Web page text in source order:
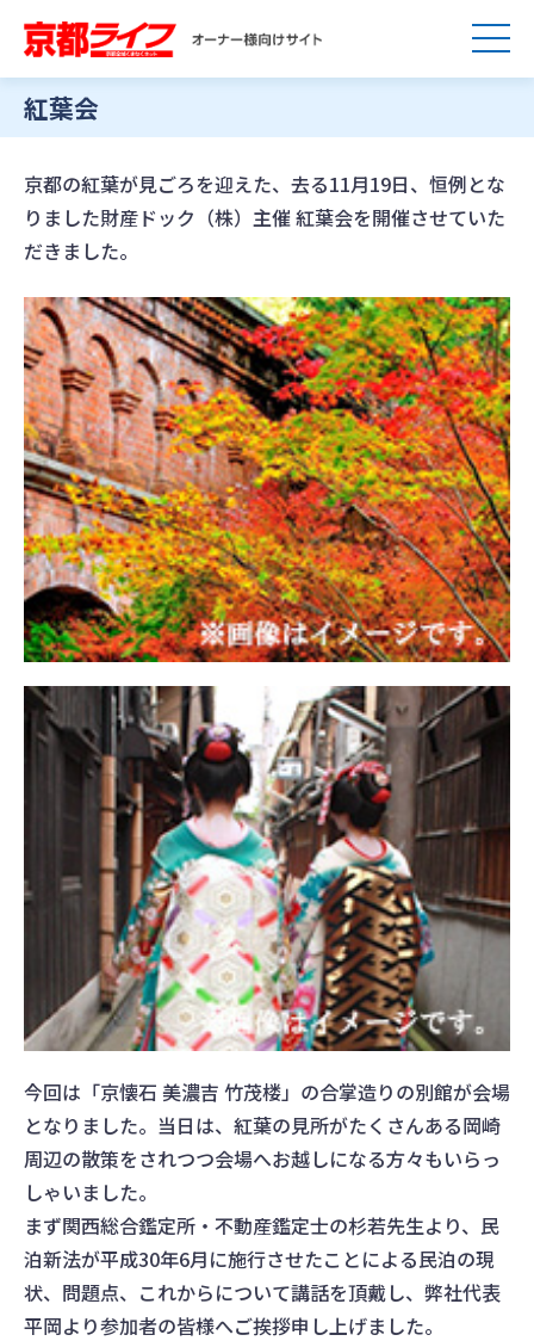
紅葉会
京都の紅葉が見ごろを迎えた、去る11月19日、恒例とな
りました財産ドック（株）主催 紅葉会を開催させていた
だきました。
今回は「京懐石 美濃吉 竹茂楼」の合掌造りの別館が会場
となりました。当日は、紅葉の見所がたくさんある岡崎
周辺の散策をされつつ会場へお越しになる方々もいらっ
しゃいました。
まず関西総合鑑定所・不動産鑑定士の杉若先生より、民
泊新法が平成30年6月に施行させたことによる民泊の現
状、問題点、これからについて講話を頂戴し、弊社代表
平岡より参加者の皆様へご挨拶申し上げました。